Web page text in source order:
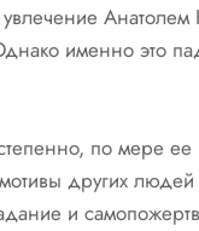
Анатолем
именно это
по мере
других
и